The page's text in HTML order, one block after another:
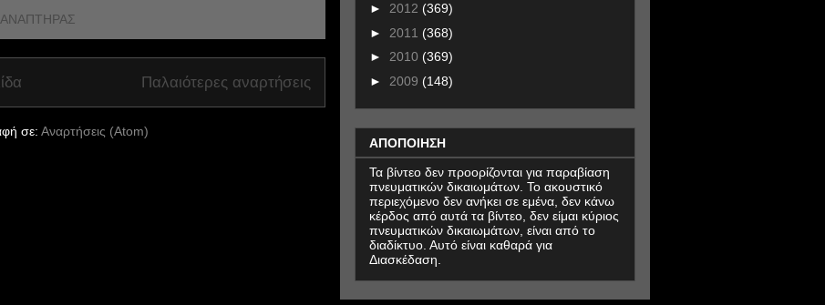
Παλαιότερες αναρτήσεις
σε: Αναρτήσεις (Atom)
► 2012 (369)
► 2011 (368)
► 2010 (369)
► 2009 (148)
ΑΠΟΠΟΙΗΣΗ
Τα βίντεο δεν προορίζονται για παραβίαση
πνευματικών δικαιωμάτων. Το ακουστικό
περιεχόμενο δεν ανήκει σε εμένα, δεν κάνω
κέρδος από αυτά τα βίντεο, δεν είμαι κύριος
πνευματικών δικαιωμάτων, είναι από το
διαδίκτυο. Αυτό είναι καθαρά για
Διασκέδαση.